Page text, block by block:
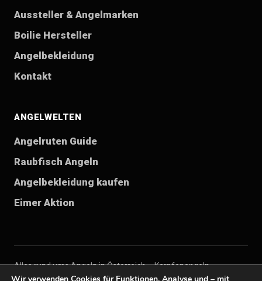
Aussteller & Angelmarken
Boilie Hersteller
Angelbekleidung
Kontakt
ANGELWELTEN
Angelruten Guide
Raubfisch Angeln
Angelbekleidung kaufen
Eimer Aktion
Alles rund ums Angeln in Österreich – Karpfenangeln,
Raubfischangeln, Angelzubehör, Boilies, Angelbekleidung,